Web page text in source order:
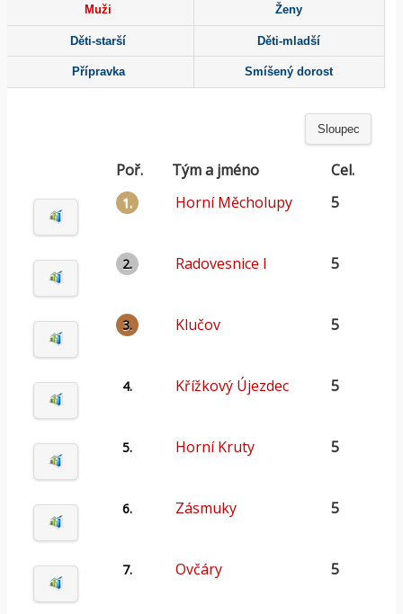
Muži Ženy
Děti-starší Děti-mladší
Přípravka Smíšený dorost
Sloupec
Poř. Tým a jméno Cel.
1. Horní Měcholupy 5
2. Radovesnice I 5
3. Klučov 5
4. Křížkový Újezdec 5
5. Horní Kruty 5
6. Zásmuky 5
7. Ovčáry 5